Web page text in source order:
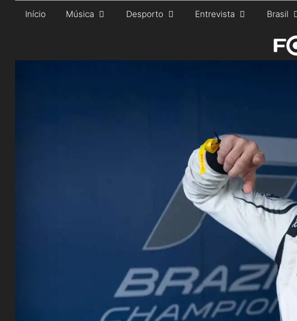
Saltar
conteúdo
Início Música Desporto Entrevista Brasil